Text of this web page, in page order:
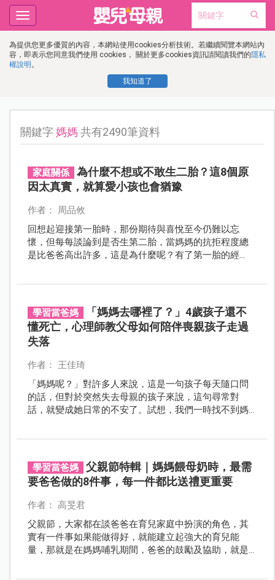
為提供您更多優質的內容，本網站使用cookies分析技術。若繼續閱覽本網站內
容，即表示您同意我們使用 cookies， 關於更多cookies資訊請閱讀我們的隱私
權說明 。
我知道了
Toggle
navigation
關鍵字媽媽共有2490筆資料
家庭關係
為什麼不想或不敢生二胎？這8個原
因太真實，就算愛小孩也會猶豫
作者： 周品攸
回想起迎接第一胎時，那份期待與喜悅至今仍難以忘
懷，但每每談論到是否生第二胎，當媽媽的抗拒程度總
是比爸爸高出許多，這是為什麼呢？有了第一胎的經
學習當爸媽
「媽媽去哪裡了？」4歲孩子還不
懂死亡，心理師教父母如何陪伴喪親孩子走過
失落
作者： 王佳琦
「媽媽呢？」對許多人來說，這是一句孩子每天隨口問
的話，但對於突然失去母親的孩子來說，這句尋常對
話，就變成她日常的不安了。試想，我們一時找不到媽
學習當爸媽
父親節特輯｜媽媽餵母奶時，最需
要爸爸做的8件事，每一件都比送禮更重要
作者： 高旻君
父親節，大家都在談爸爸在育兒家庭中扮演的角色，其
實有一件事如果能做得好，就能建立起強大的育兒能
量，那就是在媽媽哺乳期間，爸爸的鼓勵及協助，就是